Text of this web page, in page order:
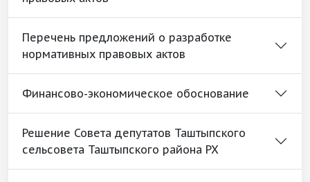
Перечень предложений о разработке
нормативных правовых актов
Финансово-экономическое обоснование
Решение Совета депутатов Таштыпского
сельсовета Таштыпского района РХ